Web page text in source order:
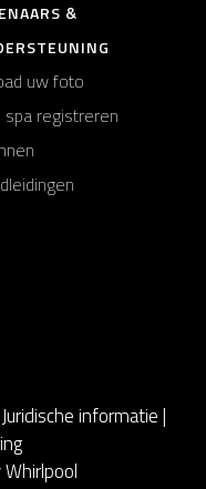
&
uw foto
spa registreren
Juridische informatie|